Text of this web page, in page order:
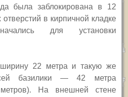
была заблокирована в 12
в кирпичной кладке
для установки
22 метра и такую же
базилики — 42 метра
На внешней стене